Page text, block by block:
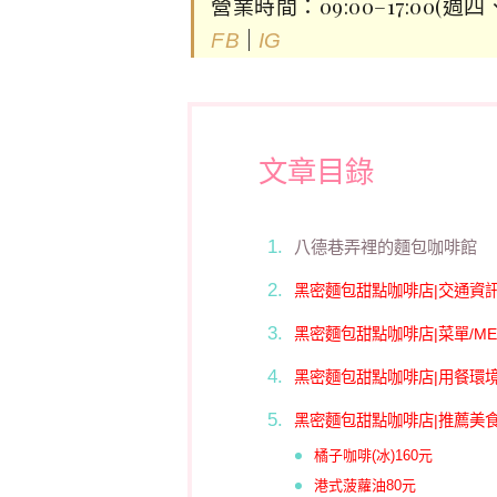
FB | IG
文章目錄
八德巷弄裡的麵包咖啡館
黑密麵包甜點咖啡店|交通資
黑密麵包甜點咖啡店|菜單/
黑密麵包甜點咖啡店|用餐環
黑密麵包甜點咖啡店|推薦美
橘子咖啡(冰)160元
港式菠蘿油80元